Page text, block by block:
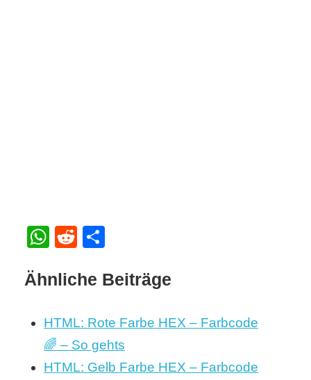
WhatsApp
Reddit
Ähnliche Beiträge
HTML: Rote Farbe HEX – Farbcode
🌈 – So gehts
HTML: Gelb Farbe HEX – Farbcode